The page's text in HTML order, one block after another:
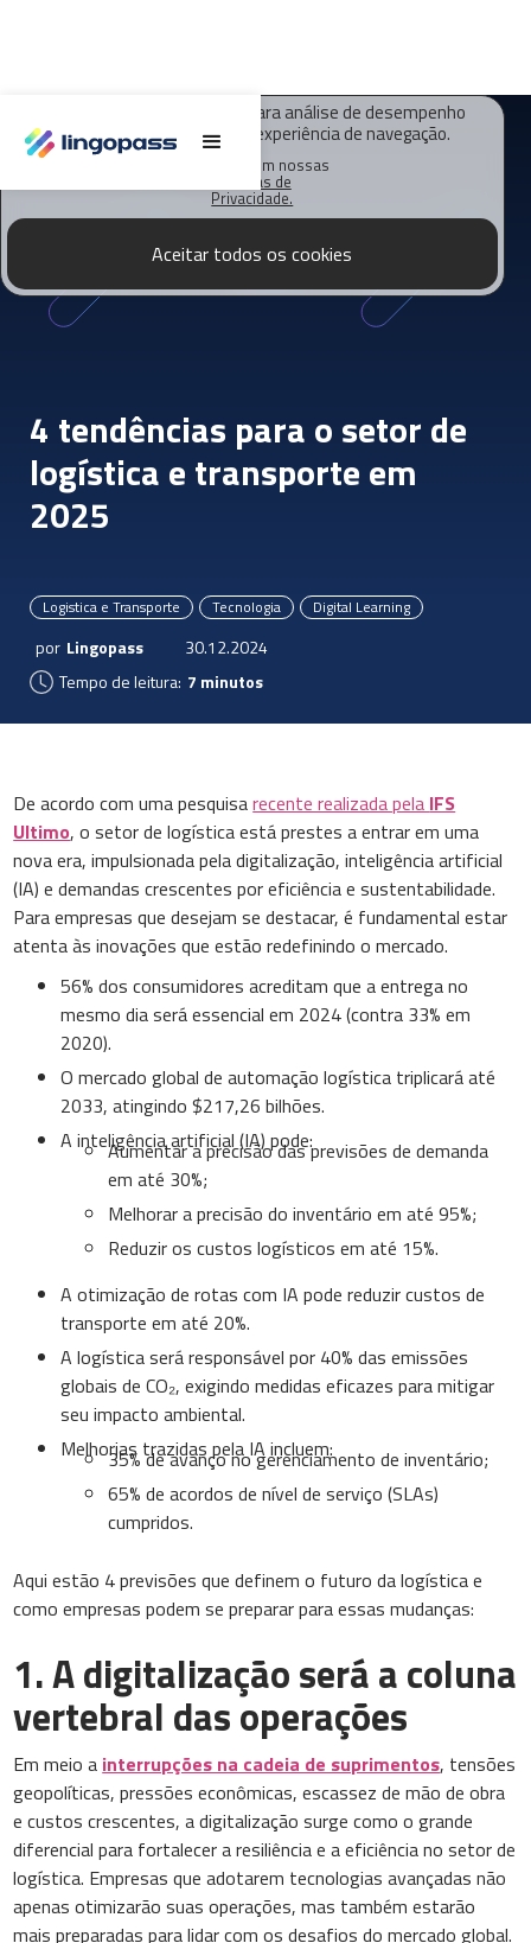
O Lingopass utiliza cookies para análise de desempenho
deste site e melhorar sua experiência de navegação.
Saiba mais em nossas
Políticas de
Privacidade.
Aceitar todos os cookies
4 tendências para o setor de
logística e transporte em
2025
Logistica e Transporte Tecnologia Digital Learning
por Lingopass
30.12.2024
Tempo de leitura: 7 minutos
De acordo com uma pesquisarecente realizada pela IFS
Ultimo, o setor de logística está prestes a entrar em uma
nova era, impulsionada pela digitalização, inteligência artificial
(IA) e demandas crescentes por eficiência e sustentabilidade.
Para empresas que desejam se destacar, é fundamental estar
atenta às inovações que estão redefinindo o mercado.
56% dos consumidores acreditam que a entrega no
mesmo dia será essencial em 2024 (contra 33% em
2020).
O mercado global de automação logística triplicará até
2033, atingindo $217,26 bilhões.
A inteligência artificial (IA) pode:
Aumentar a precisão das previsões de demanda
em até 30%;
Melhorar a precisão do inventário em até 95%;
Reduzir os custos logísticos em até 15%.
A otimização de rotas com IA pode reduzir custos de
transporte em até 20%.
A logística será responsável por 40% das emissões
globais de CO₂, exigindo medidas eficazes para mitigar
seu impacto ambiental.
Melhorias trazidas pela IA incluem:
35% de avanço no gerenciamento de inventário;
65% de acordos de nível de serviço (SLAs)
cumpridos.
Aqui estão 4 previsões que definem o futuro da logística e
como empresas podem se preparar para essas mudanças:
1. A digitalização será a coluna
vertebral das operações
Em meio a interrupções na cadeia de suprimentos, tensões
geopolíticas, pressões econômicas, escassez de mão de obra
e custos crescentes, a digitalização surge como o grande
diferencial para fortalecer a resiliência e a eficiência no setor de
logística. Empresas que adotarem tecnologias avançadas não
apenas otimizarão suas operações, mas também estarão
mais preparadas para lidar com os desafios do mercado global.